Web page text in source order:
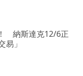
納斯達克12/6正
易」